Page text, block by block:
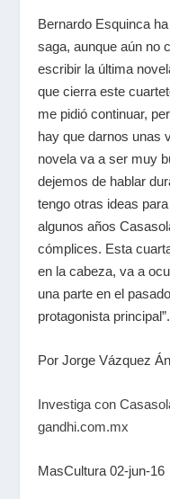
Bernardo Esquinca
saga, aunque aún no
escribir la última
que cierra este
me pidió continuar,
hay que darnos unas
novela va a ser muy
dejemos de hablar
tengo otras ideas
algunos años
cómplices. Esta
en la cabeza, va a
una parte en el
protagonista principal”.
Por Jorge Vázquez
Investiga con
gandhi.com.mx
MasCultura 02-jun-16